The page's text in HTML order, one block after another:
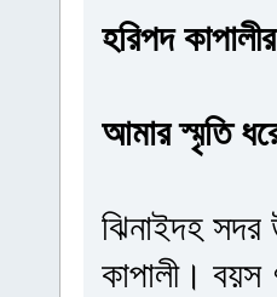
হরিপদ
আমার স্মৃতি
ঝিনাইদহ
কাপালী।